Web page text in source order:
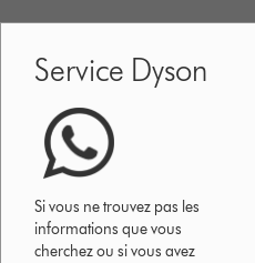
Service Dyson
Si vous ne trouvez pas les
informations que vous
cherchez ou si vous avez